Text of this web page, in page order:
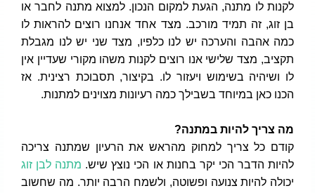
לקנות לו מתנה, הגעת למקום הנכון. למצוא מתנה לחבר או
בן זוג, זה תמיד מורכב. מצד אחד אנחנו רוצים להראות לו
כמה אהבה והערכה יש לנו כלפיו, מצד שני יש לנו מגבלת
תקציב, מצד שלישי אנו רוצים לקנות משהו מקורי שעדיין אין
לו ושיהיה בשימוש ויעזור לו. בקיצור, תסבוכת רצינית. אז
הכנו כאן במיוחד בשבילך כמה רעיונות מצוינים למתנות.
מה צריך להיות במתנה?
קודם כל צריך למחוק מהראש את הרעיון שמתנה צריכה
להיות הדבר הכי יקר בחנות או הכי נוצץ שיש. מתנה לבן זוג
יכולה להיות צנועה ופשוטה, ולשמח הרבה יותר. מה שחשוב